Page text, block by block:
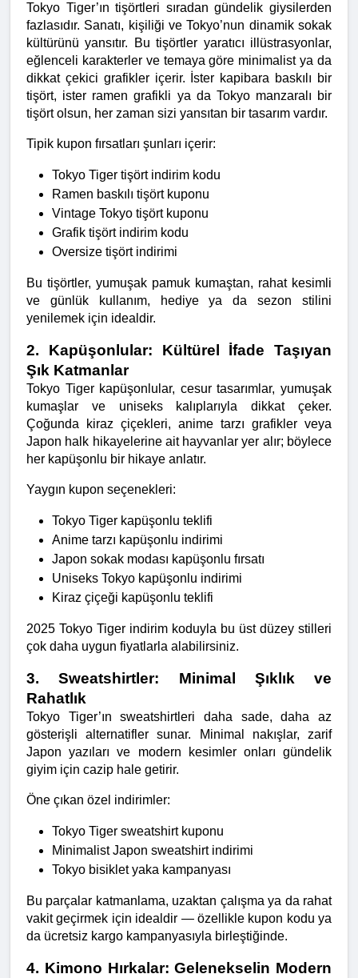
Tokyo Tiger’ın tişörtleri sıradan gündelik giysilerden
fazlasıdır. Sanatı, kişiliği ve Tokyo’nun dinamik sokak
kültürünü yansıtır. Bu tişörtler yaratıcı illüstrasyonlar,
eğlenceli karakterler ve temaya göre minimalist ya da
dikkat çekici grafikler içerir. İster kapibara baskılı bir
tişört, ister ramen grafikli ya da Tokyo manzaralı bir
tişört olsun, her zaman sizi yansıtan bir tasarım vardır.
Tipik kupon fırsatları şunları içerir:
Tokyo Tiger tişört indirim kodu
Ramen baskılı tişört kuponu
Vintage Tokyo tişört kuponu
Grafik tişört indirim kodu
Oversize tişört indirimi
Bu tişörtler, yumuşak pamuk kumaştan, rahat kesimli
ve günlük kullanım, hediye ya da sezon stilini
yenilemek için idealdir.
2. Kapüşonlular: Kültürel İfade Taşıyan
Şık Katmanlar
Tokyo Tiger kapüşonlular, cesur tasarımlar, yumuşak
kumaşlar ve uniseks kalıplarıyla dikkat çeker.
Çoğunda kiraz çiçekleri, anime tarzı grafikler veya
Japon halk hikayelerine ait hayvanlar yer alır; böylece
her kapüşonlu bir hikaye anlatır.
Yaygın kupon seçenekleri:
Tokyo Tiger kapüşonlu teklifi
Anime tarzı kapüşonlu indirimi
Japon sokak modası kapüşonlu fırsatı
Uniseks Tokyo kapüşonlu indirimi
Kiraz çiçeği kapüşonlu teklifi
2025 Tokyo Tiger indirim koduyla bu üst düzey stilleri
çok daha uygun fiyatlarla alabilirsiniz.
3. Sweatshirtler: Minimal Şıklık ve
Rahatlık
Tokyo Tiger’ın sweatshirtleri daha sade, daha az
gösterişli alternatifler sunar. Minimal nakışlar, zarif
Japon yazıları ve modern kesimler onları gündelik
giyim için cazip hale getirir.
Öne çıkan özel indirimler:
Tokyo Tiger sweatshirt kuponu
Minimalist Japon sweatshirt indirimi
Tokyo bisiklet yaka kampanyası
Bu parçalar katmanlama, uzaktan çalışma ya da rahat
vakit geçirmek için idealdir — özellikle kupon kodu ya
da ücretsiz kargo kampanyasıyla birleştiğinde.
4. Kimono Hırkalar: Gelenekselin Modern